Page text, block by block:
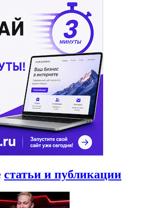
статьи и публикации